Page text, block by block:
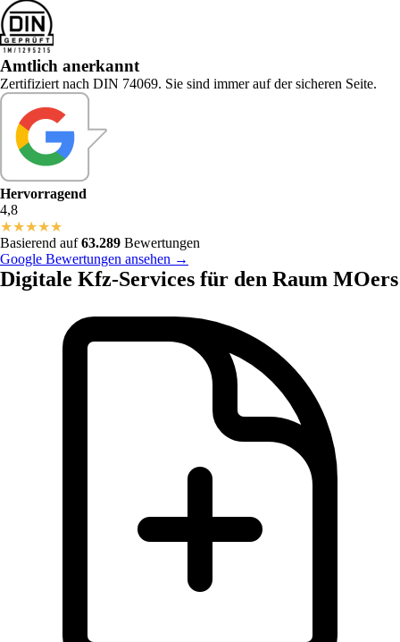
Amtlich anerkannt
Zertifiziert nach DIN 74069. Sie sind immer auf der sicheren Seite.
Hervorragend
4,8
★★★★★
Basierend auf63.289 Bewertungen
Google Bewertungen ansehen →
Digitale Kfz-Services für den Raum MOers